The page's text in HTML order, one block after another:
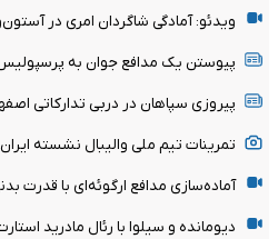
ویدئو: آمادگی شاگردان امری در
پیوستن یک مدافع جوان به
پیروزی سپاهان در دربی تدارکاتی
تمرینات تیم ملی والیبال نشسته ایران
آماده‌سازی مدافع ارگوئه‌ای با قدرت
دیومانده و سیلوا با رئال مادرید